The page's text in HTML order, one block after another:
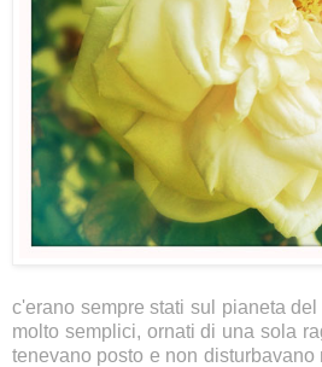
c'erano sempre stati sul pianeta
molto semplici, ornati di una sola
tenevano posto e non disturbavano